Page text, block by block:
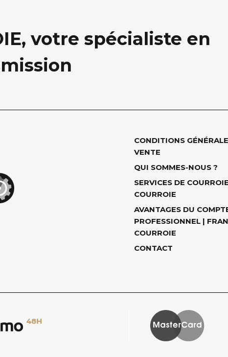
votre spécialiste en
CONDITIONS
VENTE
QUI SOMMES-NOUS ?
SERVICES DE
COURROIE
AVANTAGES DU
PROFESSIONNEL |
COURROIE
CONTACT